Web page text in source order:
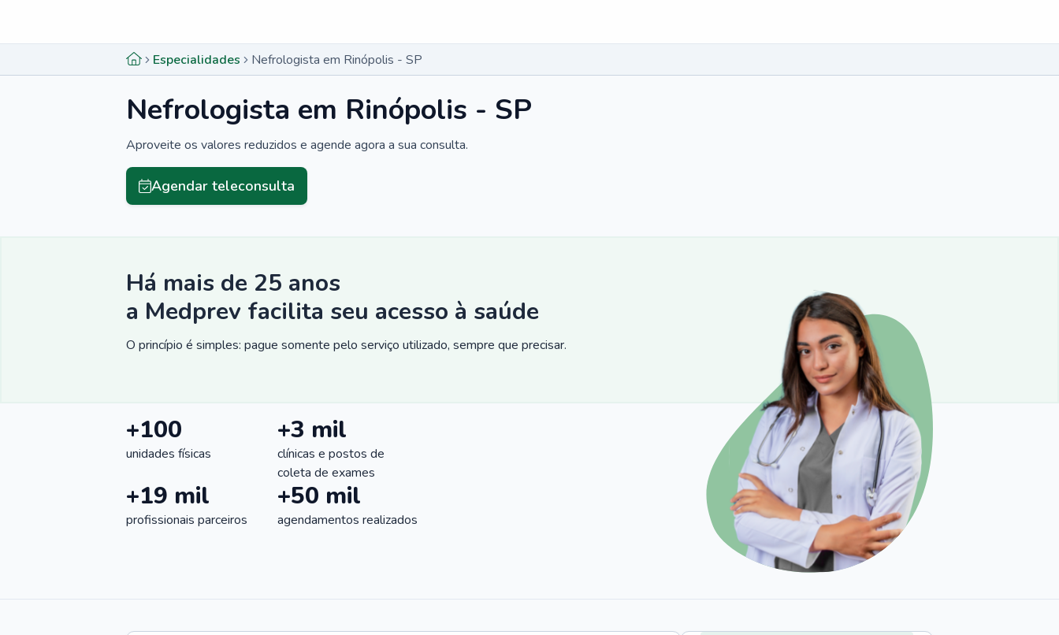
Especialidades Nefrologista em Rinópolis - SP
Nefrologista em Rinópolis - SP
Aproveite os valores reduzidos e agende agora a sua consulta.
Agendar teleconsulta
Há mais de 25 anos
a Medprev facilita seu acesso à saúde
O princípio é simples: pague somente pelo serviço utilizado, sempre que precisar.
+100
unidades físicas
+3 mil
clínicas e postos de
coleta de exames
+19 mil
profissionais parceiros
+50 mil
agendamentos realizados